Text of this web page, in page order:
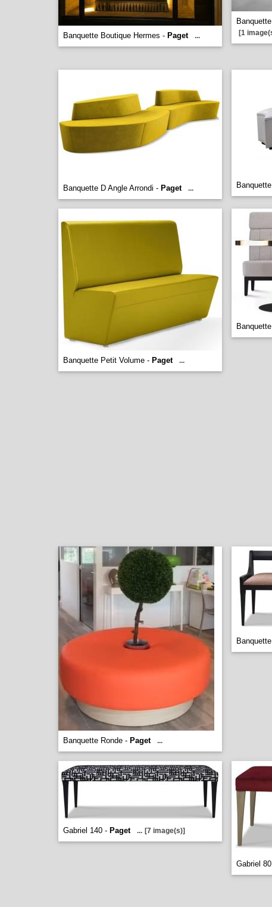
Banquette Boutique Hermes - Paget ...
[1
Banquette D Angle Arrondi - Paget ...
Banquette Petit Volume - Paget ...
Banquette Ronde - Paget ...
Gabriel 140 - Paget ... [7 image(s)]
Gabriel